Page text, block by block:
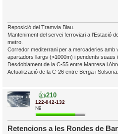
Reposició del Tramvia Blau.
Manteniment del servei ferroviari a l'Estació
metro.
Corredor mediterrani per a mercaderies amb
apartadors llargs (>1000m) i pendents suaus
Desdoblament de la C-55 entre Manresa i
Actualització de la C-26 entre Berga i Solsona.
👍210
122-042-132
N9
Retencions a les Rondes de